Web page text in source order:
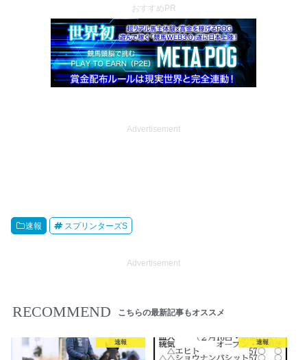
おすすめPR
Advertisement
速報 スプリンターズS
Advertisement
RECOMMEND こちらの最新記事もオススメ
速報 速報